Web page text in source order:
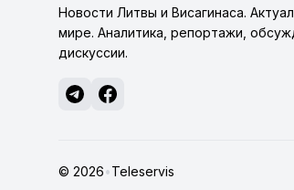
Новости Литвы и Висагинаса.
мире. Аналитика, репортажи,
дискуссии.
© 2026•Teleservis